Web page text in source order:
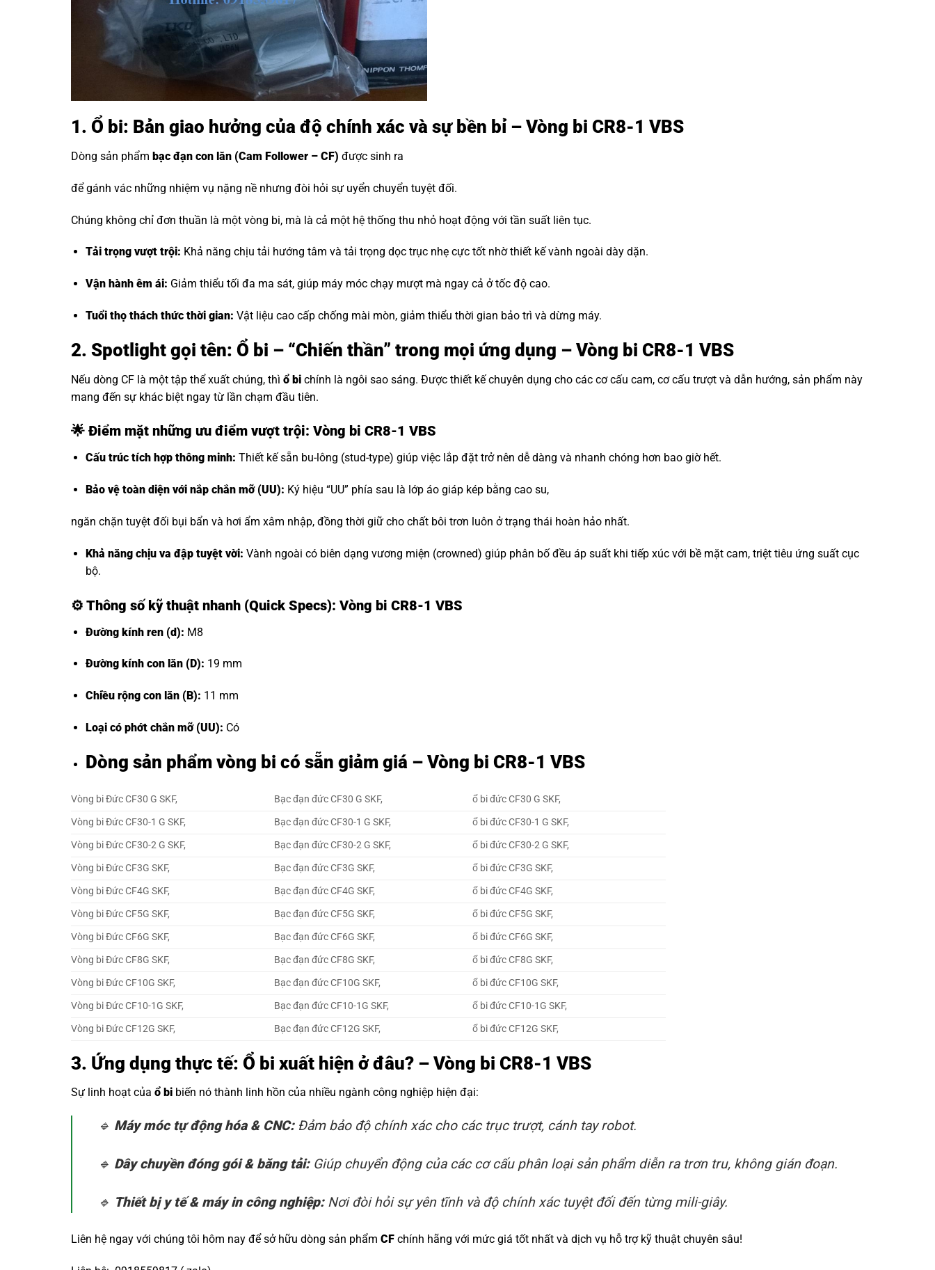
1. Ổ bi: Bản giao hưởng của độ chính xác và sự bền bỉ – Vòng bi CR8-1 VBS
Dòng sản phẩm bạc đạn con lăn (Cam Follower – CF) được sinh ra
để gánh vác những nhiệm vụ nặng nề nhưng đòi hỏi sự uyển chuyển tuyệt đối.
Chúng không chỉ đơn thuần là một vòng bi, mà là cả một hệ thống thu nhỏ hoạt động với tần suất liên tục.
Tải trọng vượt trội: Khả năng chịu tải hướng tâm và tải trọng dọc trục nhẹ cực tốt nhờ thiết kế vành ngoài dày dặn.
Vận hành êm ái: Giảm thiểu tối đa ma sát, giúp máy móc chạy mượt mà ngay cả ở tốc độ cao.
Tuổi thọ thách thức thời gian: Vật liệu cao cấp chống mài mòn, giảm thiểu thời gian bảo trì và dừng máy.
2. Spotlight gọi tên: Ổ bi – “Chiến thần” trong mọi ứng dụng – Vòng bi CR8-1 VBS
Nếu dòng CF là một tập thể xuất chúng, thì ổ bi chính là ngôi sao sáng. Được thiết kế chuyên dụng cho các cơ cấu cam, cơ cấu trượt và dẫn hướng, sản phẩm này
mang đến sự khác biệt ngay từ lần chạm đầu tiên.
🌟 Điểm mặt những ưu điểm vượt trội: Vòng bi CR8-1 VBS
Cấu trúc tích hợp thông minh: Thiết kế sẵn bu-lông (stud-type) giúp việc lắp đặt trở nên dễ dàng và nhanh chóng hơn bao giờ hết.
Bảo vệ toàn diện với nắp chắn mỡ (UU): Ký hiệu “UU” phía sau là lớp áo giáp kép bằng cao su,
ngăn chặn tuyệt đối bụi bẩn và hơi ẩm xâm nhập, đồng thời giữ cho chất bôi trơn luôn ở trạng thái hoàn hảo nhất.
Khả năng chịu va đập tuyệt vời: Vành ngoài có biên dạng vương miện (crowned) giúp phân bố đều áp suất khi tiếp xúc với bề mặt cam, triệt tiêu ứng suất cục
bộ.
⚙️ Thông số kỹ thuật nhanh (Quick Specs): Vòng bi CR8-1 VBS
Đường kính ren (d): M8
Đường kính con lăn (D): 19 mm
Chiều rộng con lăn (B): 11 mm
Loại có phớt chắn mỡ (UU): Có
Dòng sản phẩm vòng bi có sẵn giảm giá – Vòng bi CR8-1 VBS
Vòng bi Đức CF30 G SKF, Bạc đạn đức CF30 G SKF,
ổ bi đức CF30 G SKF,
Vòng bi Đức CF30-1 G SKF,
Bạc đạn đức CF30-1 G SKF,
ổ bi đức CF30-1 G SKF,
Vòng bi Đức CF30-2 G SKF,
Bạc đạn đức CF30-2 G SKF,
ổ bi đức CF30-2 G SKF,
Vòng bi Đức CF3G SKF,
Bạc đạn đức CF3G SKF,
ổ bi đức CF3G SKF,
Vòng bi Đức CF4G SKF,
Bạc đạn đức CF4G SKF,
ổ bi đức CF4G SKF,
Vòng bi Đức CF5G SKF,
Bạc đạn đức CF5G SKF,
ổ bi đức CF5G SKF,
Vòng bi Đức CF6G SKF,
Bạc đạn đức CF6G SKF,
ổ bi đức CF6G SKF,
Vòng bi Đức CF8G SKF,
Bạc đạn đức CF8G SKF,
ổ bi đức CF8G SKF,
Vòng bi Đức CF10G SKF,
Bạc đạn đức CF10G SKF,
ổ bi đức CF10G SKF,
Vòng bi Đức CF10-1G SKF,
Bạc đạn đức CF10-1G SKF,
ổ bi đức CF10-1G SKF,
Vòng bi Đức CF12G SKF,
Bạc đạn đức CF12G SKF, ổ bi đức CF12G SKF,
3. Ứng dụng thực tế: Ổ bi xuất hiện ở đâu? – Vòng bi CR8-1 VBS
Sự linh hoạt của ổ bi biến nó thành linh hồn của nhiều ngành công nghiệp hiện đại:
🔹 Máy móc tự động hóa & CNC:Đảm bảo độ chính xác cho các trục trượt, cánh tay robot.
🔹 Dây chuyền đóng gói & băng tải:Giúp chuyển động của các cơ cấu phân loại sản phẩm diễn ra trơn tru, không gián đoạn.
🔹 Thiết bị y tế & máy in công nghiệp:Nơi đòi hỏi sự yên tĩnh và độ chính xác tuyệt đối đến từng mili-giây.
Liên hệ ngay với chúng tôi hôm nay để sở hữu dòng sản phẩm CF chính hãng với mức giá tốt nhất và dịch vụ hỗ trợ kỹ thuật chuyên sâu!